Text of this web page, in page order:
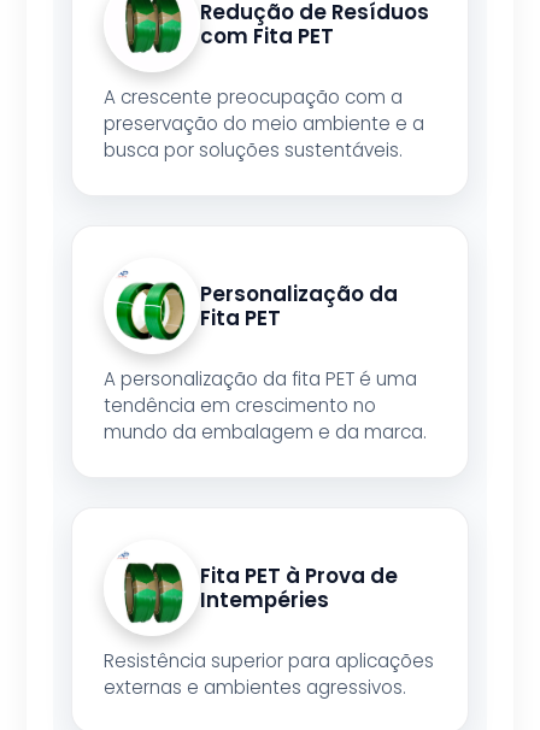
Redução de Resíduos
com Fita PET
A crescente preocupação com a
preservação do meio ambiente e a
busca por soluções sustentáveis.
Personalização da
Fita PET
A personalização da fita PET é uma
tendência em crescimento no
mundo da embalagem e da marca.
Fita PET à Prova de
Intempéries
Resistência superior para aplicações
externas e ambientes agressivos.